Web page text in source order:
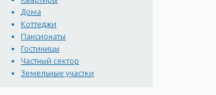
Дома
Коттеджи
Пансионаты
Гостиницы
Частный сектор
Земельные участки